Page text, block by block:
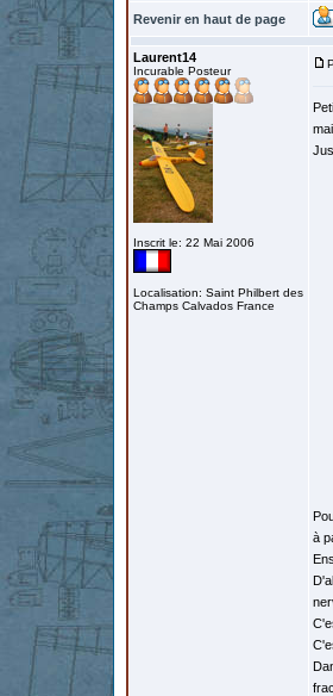
Revenir en haut de page
Laurent14
Incurable Posteur
Inscrit le: 22 Mai 2006
Localisation: Saint Philbert des
Champs Calvados France
à